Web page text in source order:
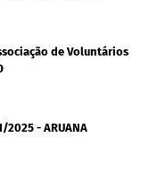
de Voluntários
- ARUANA